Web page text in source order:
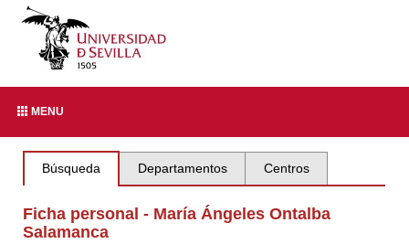
MENU
Búsqueda Departamentos Centros
Ficha personal - María Ángeles Ontalba
Salamanca